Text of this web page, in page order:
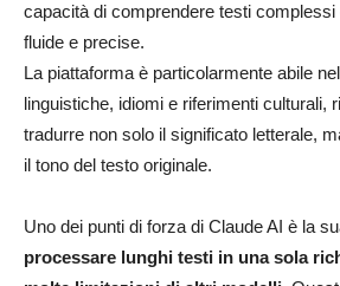
capacità di comprendere testi
fluide e precise.
La piattaforma è particolarmente abile
linguistiche, idiomi e riferimenti culturali,
tradurre non solo il significato letterale,
il tono del testo originale.
Uno dei punti di forza di Claude AI è la
processare lunghi testi in una sola